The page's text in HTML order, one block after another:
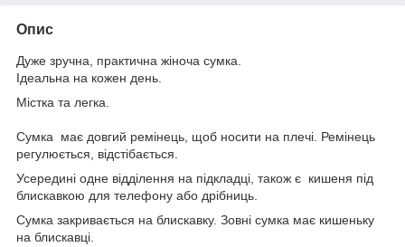
Опис
Дуже зручна, практична жіноча сумка.
Ідеальна на кожен день.
Містка та легка.
Сумка має довгий ремінець, щоб носити на плечі. Ремінець
регулюється, відстібається.
Усередині одне відділення на підкладці, також є кишеня під
блискавкою для телефону або дрібниць.
Сумка закривається на блискавку. Зовні сумка має кишеньку
на блискавці.